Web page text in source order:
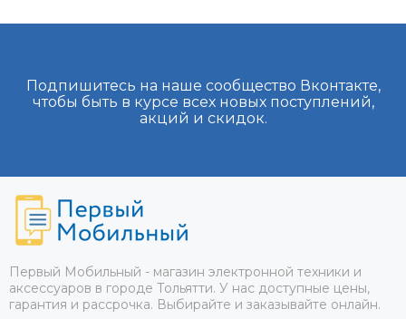
Подпишитесь на наше сообщество Вконтакте,
чтобы быть в курсе всех новых поступлений,
акций и скидок.
Первый Мобильный - магазин электронной техники и
аксессуаров в городе Тольятти. У нас доступные цены,
гарантия и рассрочка. Выбирайте и заказывайте онлайн.